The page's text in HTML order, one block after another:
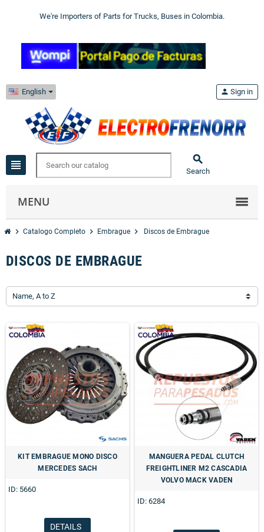
We're Importers of Parts for Trucks, Buses in Colombia.
English
view_headline 
Search
person Sign in
MENU
chevron_right Catalogo Completo chevron_right Embrague chevron_right Discos de Embrague
DISCOS DE EMBRAGUE
Name, A to Z
KIT EMBRAGUE MONO DISCO
MERCEDES SACH
ID: 5660
DETAILS
MANGUERA PEDAL CLUTCH
FREIGHTLINER M2 CASCADIA
VOLVO MACK VADEN
ID: 6284